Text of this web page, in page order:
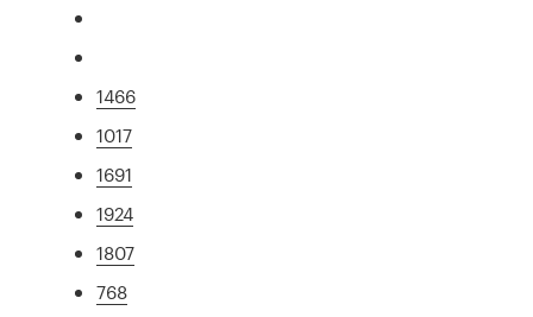
1466
1017
1691
1924
1807
768